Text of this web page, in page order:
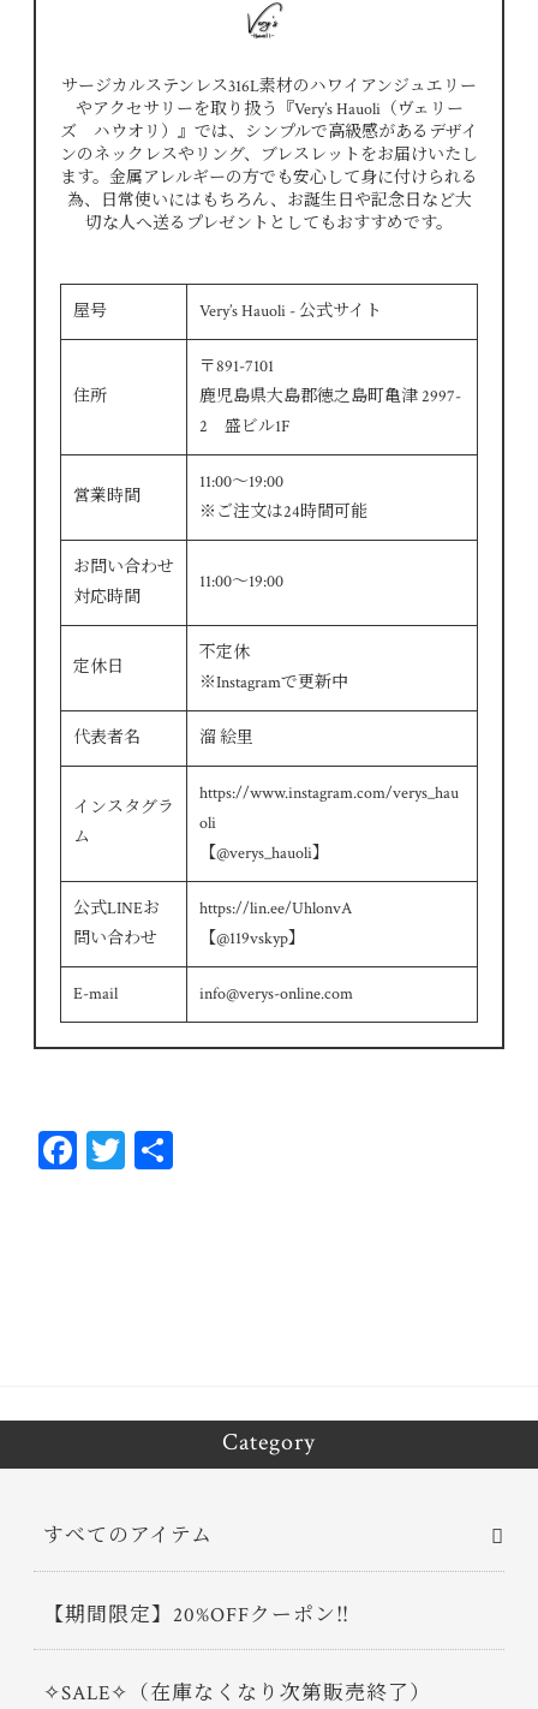
サージカルステンレス316L素材のハワイアンジュエリー
やアクセサリーを取り扱う『Very’s Hauoli（ヴェリー
ズ ハウオリ）』では、シンプルで高級感があるデザイ
ンのネックレスやリング、ブレスレットをお届けいたし
ます。金属アレルギーの方でも安心して身に付けられる
為、日常使いにはもちろん、お誕生日や記念日など大
切な人へ送るプレゼントとしてもおすすめです。
屋号 Very’s Hauoli - 公式サイト
住所
〒891-7101
鹿児島県大島郡徳之島町亀津 2997-
2 盛ビル1F
営業時間
11:00～19:00
※ご注文は24時間可能
お問い合わせ
対応時間
11:00～19:00
定休日
不定休
※Instagramで更新中
代表者名 溜 絵里
インスタグラ
ム
https://www.instagram.com/verys_hau
oli
【@verys_hauoli】
公式LINEお
問い合わせ
https://lin.ee/UhlonvA
【@119vskyp】
E-mail info@verys-online.com
Fa T
Category
すべてのアイテム
【期間限定】20%OFFクーポン‼
✧SALE✧（在庫なくなり次第販売終了）